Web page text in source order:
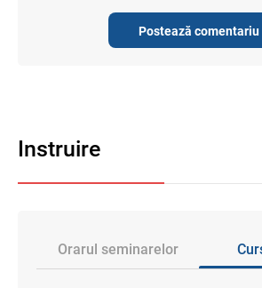
Postează comentariu
Instruire
Orarul seminarelor